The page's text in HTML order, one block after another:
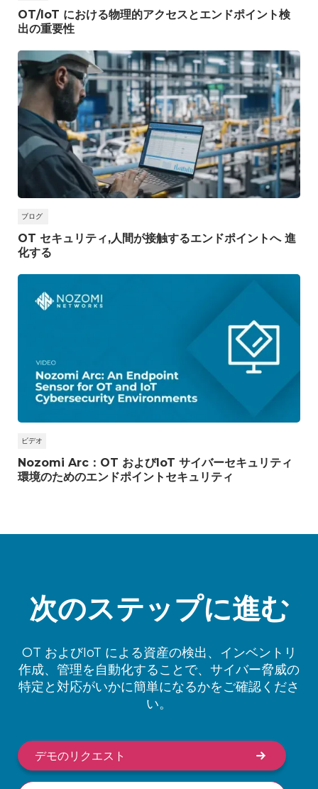
OT/IoT における物理的アクセスとエンドポイント検
出の重要性
ブログ
OT セキュリティ,人間が接触するエンドポイントへ 進
化する
ビデオ
Nozomi Arc：OT およびIoT サイバーセキュリティ
環境のためのエンドポイントセキュリティ
次のステップに進む
OT およびIoT による資産の検出、インベントリ
作成、管理を自動化することで、サイバー脅威の
特定と対応がいかに簡単になるかをご確認くださ
い。
デモのリクエスト